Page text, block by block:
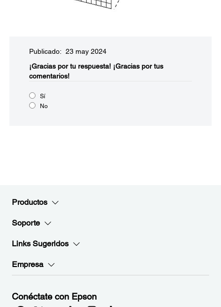
Publicado: 23 may 2024
¡Gracias por tu respuesta! ¡Gracias por tus
comentarios!
Sí
No
Productos
Soporte
Links Sugeridos
Empresa
Conéctate con Epson